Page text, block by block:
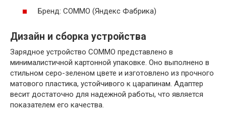
Бренд: COMMO (Яндекс Фабрика)
Дизайн и сборка устройства
Зарядное устройство COMMO представлено в
минималистичной картонной упаковке. Оно выполнено в
стильном серо-зеленом цвете и изготовлено из прочного
матового пластика, устойчивого к царапинам. Адаптер
весит достаточно для надежной работы, что является
показателем его качества.